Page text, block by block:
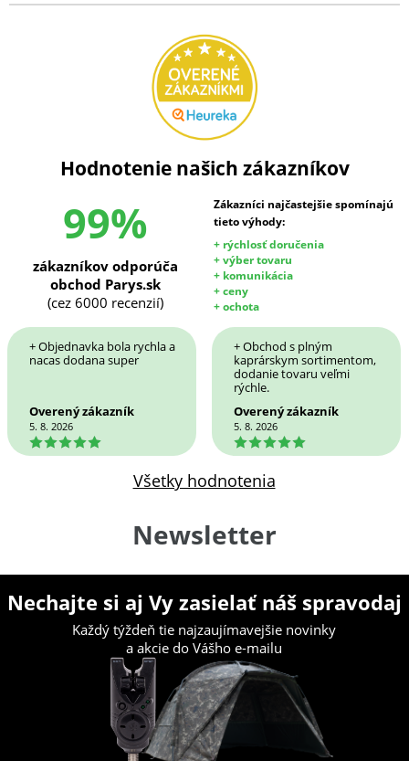
Hodnotenie našich zákazníkov
99%
Zákazníci najčastejšie spomínajú
tieto výhody:
+ rýchlosť doručenia
+ výber tovaru
+ komunikácia
+ ceny
+ ochota
zákazníkov odporúča
obchod Parys.sk
(cez 6000 recenzií)
+ Objednavka bola rychla a
nacas dodana super
Overený zákazník
5. 8. 2026
5
+ Obchod s plným
kaprárskym sortimentom,
dodanie tovaru veľmi
rýchle.
Overený zákazník
5. 8. 2026
5
Všetky hodnotenia
Newsletter
Nechajte si aj Vy zasielať náš spravodaj
Každý týždeň tie najzaujímavejšie novinky
a akcie do Vášho e-mailu